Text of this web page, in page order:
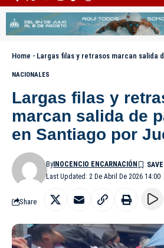
Home - Largas filas y retrasos marcan salida de
NACIONALES
Largas filas y
marcan salida de
en Santiago por
Last Updated: 2 De Abril De 2026 14:00
ByINOCENCIO ENCARNACIÓN
Share